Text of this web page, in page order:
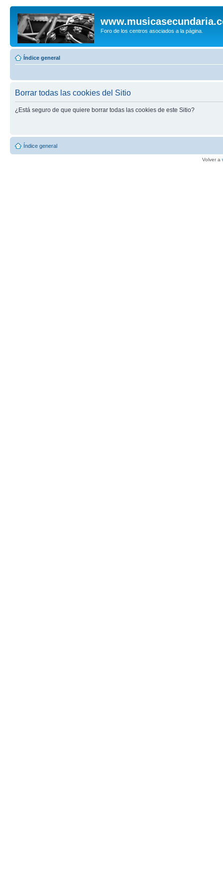
Foro de los centros asociados a la página.
Índice general
Borrar todas las cookies del Sitio
¿Está seguro de que quiere borrar todas las cookies de este Sitio?
Índice general
Volver a